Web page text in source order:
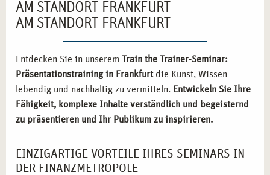
AM STANDORT FRANKFURT
AM STANDORT FRANKFURT
Entdecken Sie in unserem Train the Trainer-Seminar:
Präsentationstraining in Frankfurtdie Kunst, Wissen
lebendig und nachhaltig zu vermitteln. Entwickeln Sie Ihre
Fähigkeit, komplexe Inhalte verständlich und begeisternd
zu präsentieren und Ihr Publikum zu inspirieren.
EINZIGARTIGE VORTEILE IHRES SEMINARS IN
DER FINANZMETROPOLE